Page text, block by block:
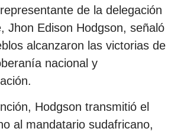
de la delegación
Jhon Edison Hodgson, señaló
alcanzaron las victorias de
nacional y
Hodgson transmitió el
al mandatario sudafricano,